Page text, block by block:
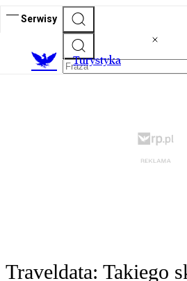
Serwisy
Turystyka
Traveldata: Takiego